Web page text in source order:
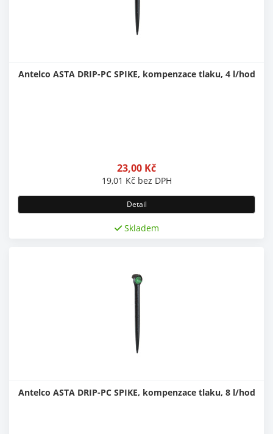
Antelco ASTA DRIP-PC SPIKE, kompenzace tlaku, 4 l/hod
23,00 Kč
19,01 Kč bez DPH
Detail
Skladem
Antelco ASTA DRIP-PC SPIKE, kompenzace tlaku, 8 l/hod